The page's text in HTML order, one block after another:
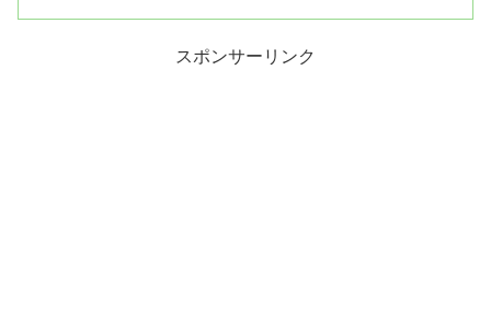
スポンサーリンク